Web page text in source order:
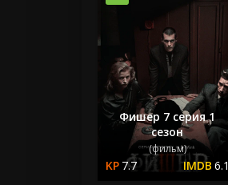
Фишер 7 серия 1
сезон
(фильм)
7.7 6.1